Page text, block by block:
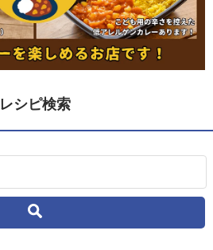
レシピ検索